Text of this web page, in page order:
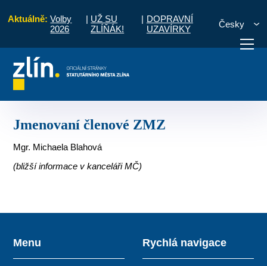
Aktuálně: Volby
2026
| UŽ SU
ZLÍŇÁK!
| DOPRAVNÍ
UZAVÍRKY
Česky
Jmenovaní členové ZMZ
Mgr. Michaela Blahová
(bližší informace v kanceláři MČ)
Menu Rychlá navigace